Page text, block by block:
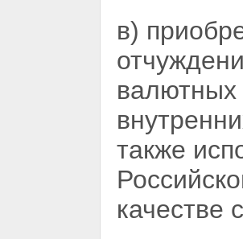
в)
валютных
также
качестве